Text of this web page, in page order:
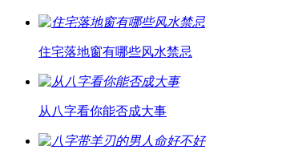
住宅落地窗有哪些风水禁忌
从八字看你能否成大事